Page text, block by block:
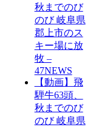
秋までのび
のび 岐阜県
郡上市のス
キー場に放
牧 –
47NEWS
【動画】飛
騨牛63頭、
秋までのび
のび 岐阜県